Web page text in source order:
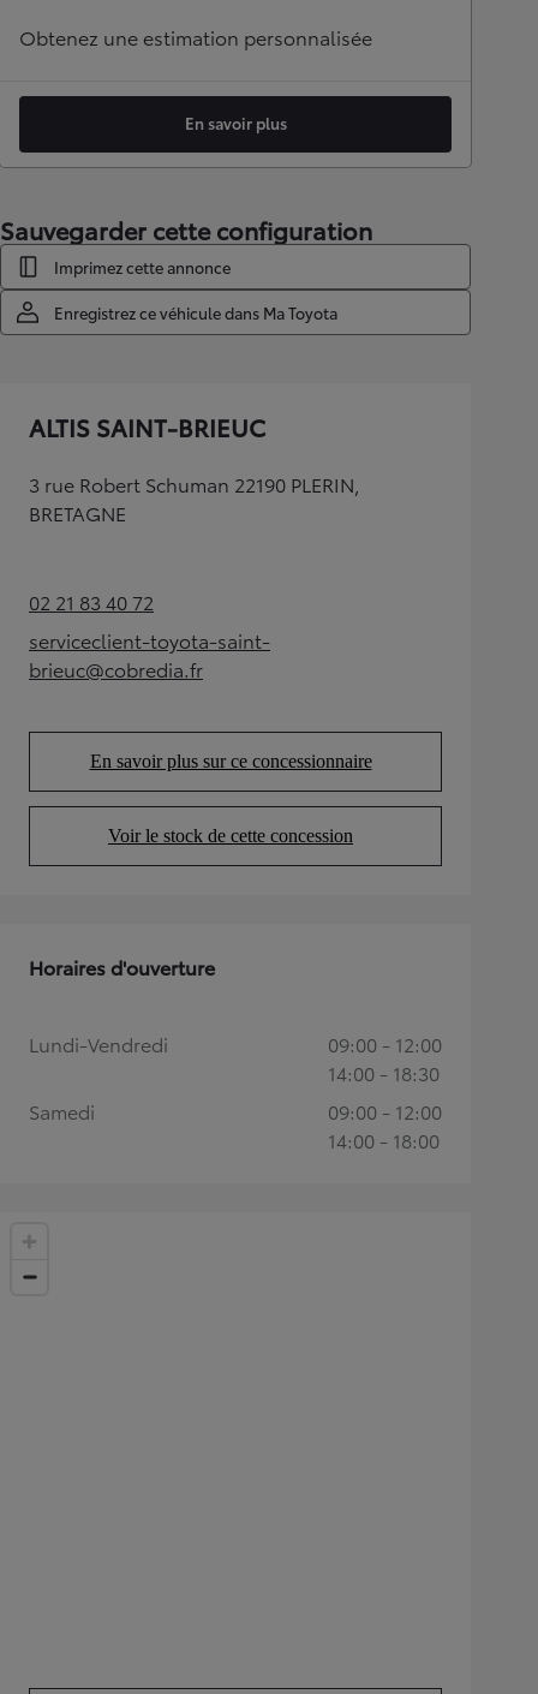
Obtenez une estimation personnalisée
En savoir plus
Sauvegarder cette configuration
Imprimez cette annonce
Enregistrez ce véhicule dans Ma Toyota
ALTIS SAINT-BRIEUC
3 rue Robert Schuman 22190 PLERIN,
BRETAGNE
02 21 83 40 72(Opens in new tab)
serviceclient-toyota-saint-
brieuc@cobredia.fr
En savoir plus sur ce concessionnaire
(Opens in new tab)
Voir le stock de cette concession
(Opens in new tab)
Horaires d'ouverture
Lundi-Vendredi
09:00 - 12:00
14:00 - 18:30
Samedi
09:00 - 12:00
14:00 - 18:00